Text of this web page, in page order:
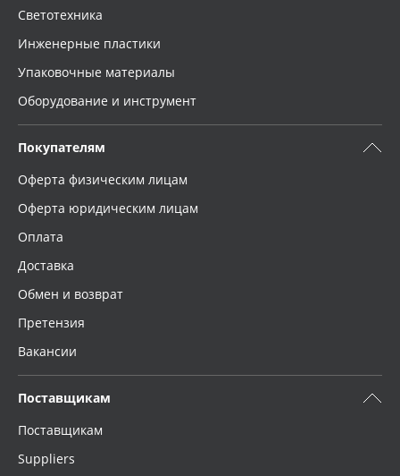
Светотехника
Инженерные пластики
Упаковочные материалы
Оборудование и инструмент
Покупателям
Оферта физическим лицам
Оферта юридическим лицам
Оплата
Доставка
Обмен и возврат
Претензия
Вакансии
Поставщикам
Поставщикам
Suppliers